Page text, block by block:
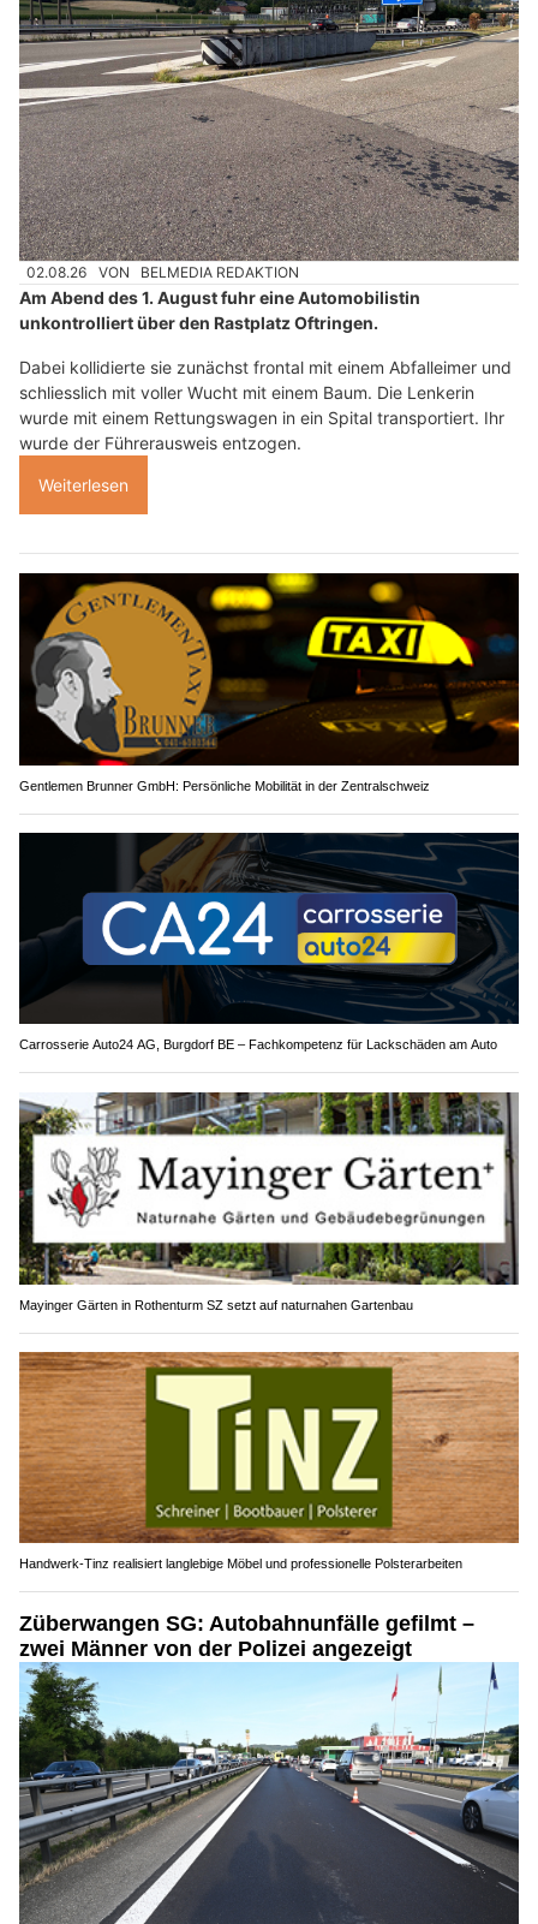
02.08.26 VON BELMEDIA REDAKTION
Am Abend des 1. August fuhr eine Automobilistin
unkontrolliert über den Rastplatz Oftringen.
Dabei kollidierte sie zunächst frontal mit einem Abfalleimer und
schliesslich mit voller Wucht mit einem Baum. Die Lenkerin
wurde mit einem Rettungswagen in ein Spital transportiert. Ihr
wurde der Führerausweis entzogen.
Weiterlesen
Gentlemen Brunner GmbH: Persönliche Mobilität in der Zentralschweiz
Carrosserie Auto24 AG, Burgdorf BE – Fachkompetenz für Lackschäden am Auto
Mayinger Gärten in Rothenturm SZ setzt auf naturnahen Gartenbau
Handwerk-Tinz realisiert langlebige Möbel und professionelle Polsterarbeiten
Züberwangen SG: Autobahnunfälle gefilmt –
zwei Männer von der Polizei angezeigt